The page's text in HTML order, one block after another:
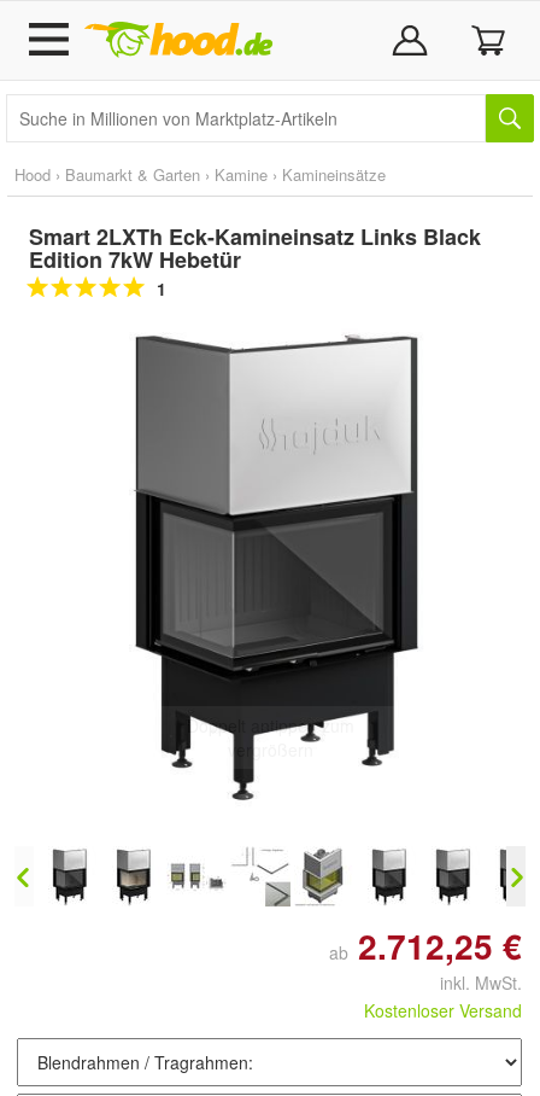
Hood › Baumarkt & Garten › Kamine › Kamineinsätze
Smart 2LXTh Eck-Kamineinsatz Links Black
Edition 7kW Hebetür
1
Doppelt antippen zum
vergrößern
ab 2.712,25 €
inkl. MwSt.
Kostenloser Versand